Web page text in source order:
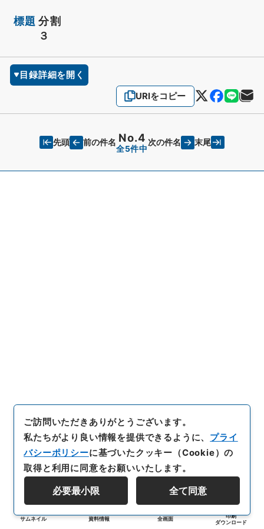
標題 分割
３
目録詳細を開く
URIをコピー
先頭 前の件名 No.4
全5件中
次の件名 末尾
サムネイル 資料情報 全画面
印刷
ダウンロード
ご訪問いただきありがとうございます。
私たちがより良い情報を提供できるように、 プライ
バシーポリシーに基づいたクッキー（Cookie）の
取得と利用に同意をお願いいたします。
必要最小限 全て同意